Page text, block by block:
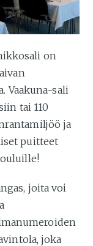
on
Vaakuna-sali
tai 110
ja
puitteet
joita voi
joka